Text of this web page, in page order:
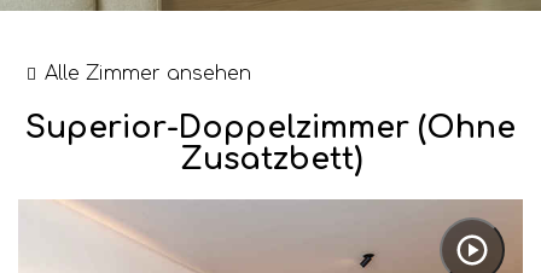
Alle Zimmer ansehen
Superior-Doppelzimmer (ohne
Zusatzbett)